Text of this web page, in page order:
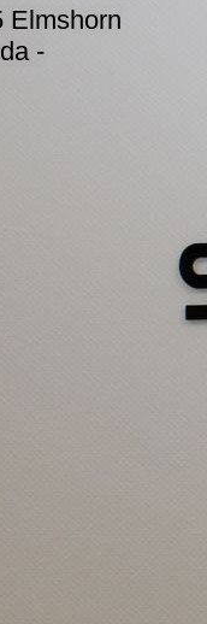
Elmshorn
-